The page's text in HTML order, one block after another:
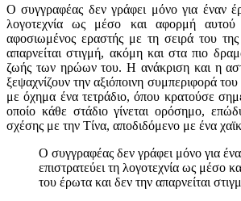
O συγγραφέας δεν γράφει μόνο για έναν
λογοτεχνία ως μέσο και αφορμή
αφοσιωμένος εραστής με τη σειρά του της
απαρνείται στιγμή, ακόμη και στα πιο
ζωής των ηρώων του. Η ανάκριση και η
ξεψαχνίζουν την αξιόποινη συμπεριφορά
με όχημα ένα τετράδιο, όπου κρατούσε
οποίο κάθε στάδιο γίνεται ορόσημο,
σχέσης με την Τίνα, αποδιδόμενο με ένα
O συγγραφέας δεν γράφει μόνο για
επιστρατεύει τη λογοτεχνία ως μέσο
του έρωτα και δεν την απαρνείται